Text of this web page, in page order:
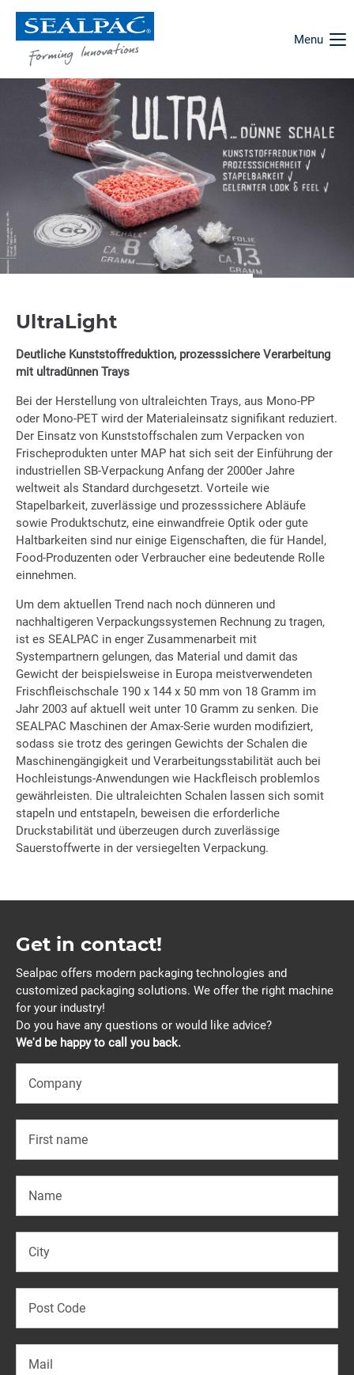
Menu
UltraLight
Deutliche Kunststoffreduktion, prozesssichere Verarbeitung
mit ultradünnen Trays
Bei der Herstellung von ultraleichten Trays, aus Mono-PP
oder Mono-PET wird der Materialeinsatz signifikant reduziert.
Der Einsatz von Kunststoffschalen zum Verpacken von
Frischeprodukten unter MAP hat sich seit der Einführung der
industriellen SB-Verpackung Anfang der 2000er Jahre
weltweit als Standard durchgesetzt. Vorteile wie
Stapelbarkeit, zuverlässige und prozesssichere Abläufe
sowie Produktschutz, eine einwandfreie Optik oder gute
Haltbarkeiten sind nur einige Eigenschaften, die für Handel,
Food-Produzenten oder Verbraucher eine bedeutende Rolle
einnehmen.
Um dem aktuellen Trend nach noch dünneren und
nachhaltigeren Verpackungssystemen Rechnung zu tragen,
ist es SEALPAC in enger Zusammenarbeit mit
Systempartnern gelungen, das Material und damit das
Gewicht der beispielsweise in Europa meistverwendeten
Frischfleischschale 190 x 144 x 50 mm von 18 Gramm im
Jahr 2003 auf aktuell weit unter 10 Gramm zu senken. Die
SEALPAC Maschinen der Amax-Serie wurden modifiziert,
sodass sie trotz des geringen Gewichts der Schalen die
Maschinengängigkeit und Verarbeitungsstabilität auch bei
Hochleistungs-Anwendungen wie Hackfleisch problemlos
gewährleisten. Die ultraleichten Schalen lassen sich somit
stapeln und entstapeln, beweisen die erforderliche
Druckstabilität und überzeugen durch zuverlässige
Sauerstoffwerte in der versiegelten Verpackung.
Get in contact!
Sealpac offers modern packaging technologies and
customized packaging solutions. We offer the right machine
for your industry!
Do you have any questions or would like advice?
We'd be happy to call you back.